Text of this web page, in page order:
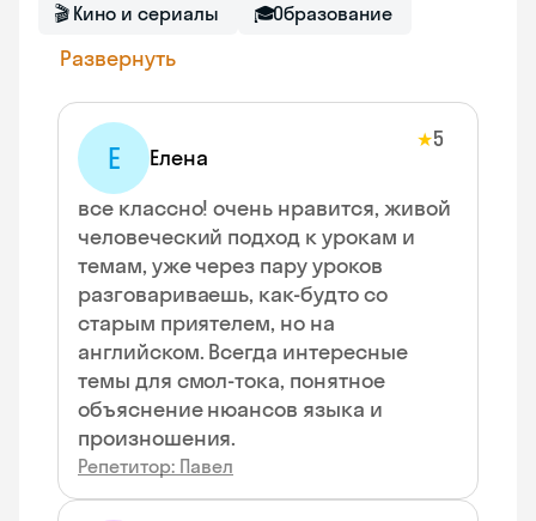
🎬 Кино и сериалы 🎓Образование
Развернуть
Е Елена
★5
все классно! очень нравится, живой
человеческий подход к урокам и
темам, уже через пару уроков
разговариваешь, как-будто со
старым приятелем, но на
английском. Всегда интересные
темы для смол-тока, понятное
объяснение нюансов языка и
произношения.
Репетитор: Павел